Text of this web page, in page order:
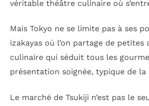
véritable théâtre culinaire où
Mais Tokyo ne se limite pas à ses
izakayas où l’on partage de
culinaire qui séduit tous les
présentation soignée, typique de
Le marché de Tsukiji n’est pas le